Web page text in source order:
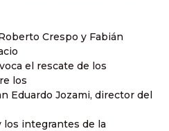
Crespo y Fabián
el rescate de los
los
Eduardo Jozami, director del
los integrantes de la